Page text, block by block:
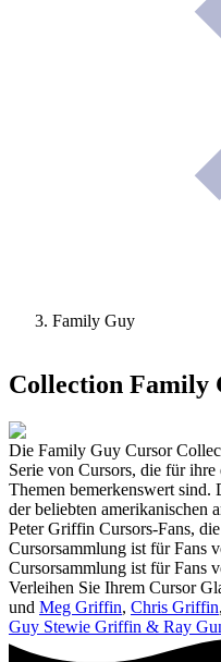
Family Guy
Collection Family
Die Family Guy Cursor
Serie von Cursors, die für
Themen bemerkenswert sind.
der beliebten amerikanischen
Peter Griffin Cursors-Fans,
Cursorsammlung ist für Fans
Cursorsammlung ist für Fans
Verleihen Sie Ihrem Cursor
und Meg Griffin, Chris Griffin,
Guy Stewie Griffin & Ray